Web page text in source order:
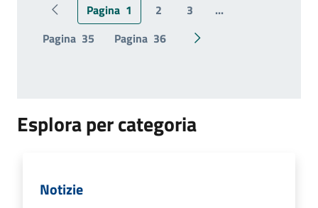
Pagina precedente
Pagina 1 2 3
...
Pagina 35 Pagina 36 Pagina successiva
Esplora per categoria
Notizie